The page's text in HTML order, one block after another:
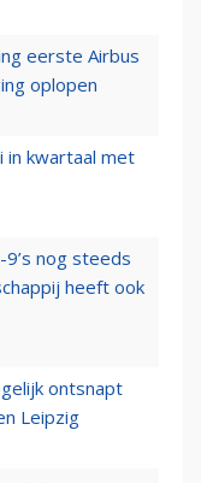
eerste Airbus
oplopen
in kwartaal met
nog steeds
heeft ook
ontsnapt
Leipzig